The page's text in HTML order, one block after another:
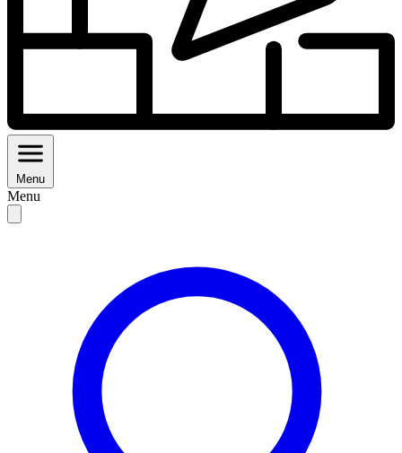
Menu
Menu